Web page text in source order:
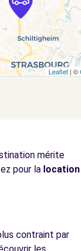
Leaflet | ©
mérite
pour la location
contraint par